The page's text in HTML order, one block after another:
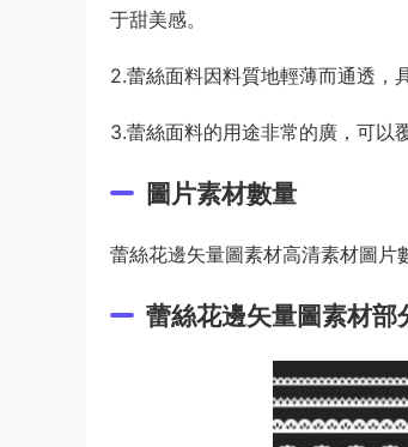
于甜美感。
2.蕾絲面料因料質地輕薄而通透，
3.蕾絲面料的用途非常的廣，可以
圖片素材數量
蕾絲花邊矢量圖素材高清素材圖片
蕾絲花邊矢量圖素材部